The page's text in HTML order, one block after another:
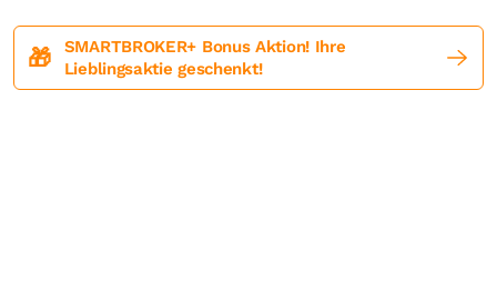
🎁
SMARTBROKER+ Bonus Aktion! Ihre
Lieblingsaktie geschenkt!